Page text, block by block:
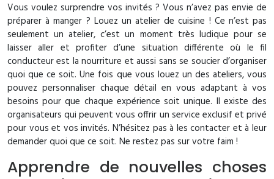
Vous voulez surprendre vos invités ? Vous n’avez pas envie de
préparer à manger ? Louez un atelier de cuisine ! Ce n’est pas
seulement un atelier, c’est un moment très ludique pour se
laisser aller et profiter d’une situation différente où le fil
conducteur est la nourriture et aussi sans se soucier d’organiser
quoi que ce soit. Une fois que vous louez un des ateliers, vous
pouvez personnaliser chaque détail en vous adaptant à vos
besoins pour que chaque expérience soit unique. Il existe des
organisateurs qui peuvent vous offrir un service exclusif et privé
pour vous et vos invités. N’hésitez pas à les contacter et à leur
demander quoi que ce soit. Ne restez pas sur votre faim !
Apprendre de nouvelles choses